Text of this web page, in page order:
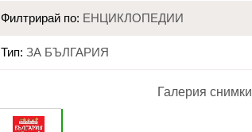
Филтрирай по: ЕНЦИКЛОПЕДИИ
Тип: ЗА БЪЛГАРИЯ
Галерия снимки